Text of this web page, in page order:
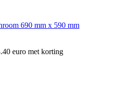
690 mm x 590 mm
euro met korting